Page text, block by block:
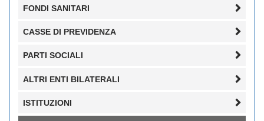
FONDI SANITARI
CASSE DI PREVIDENZA
PARTI SOCIALI
ALTRI ENTI BILATERALI
ISTITUZIONI